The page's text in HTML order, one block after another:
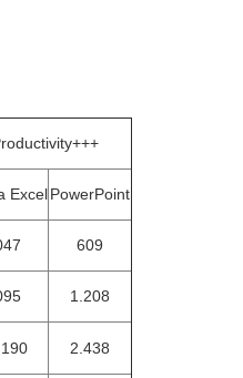
Excel PowerPoint
609
1.208
2.438